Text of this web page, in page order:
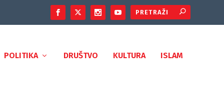
POLITIKA DRUŠTVO KULTURA ISLAM